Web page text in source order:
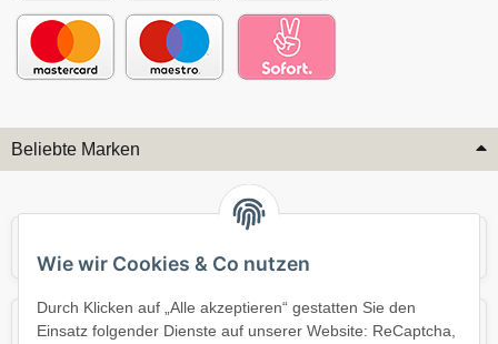
Wie wir Cookies & Co nutzen
Durch Klicken auf „Alle akzeptieren“ gestatten Sie den
Einsatz folgender Dienste auf unserer Website: ReCaptcha,
Beliebte Marken
Mercedes Mini